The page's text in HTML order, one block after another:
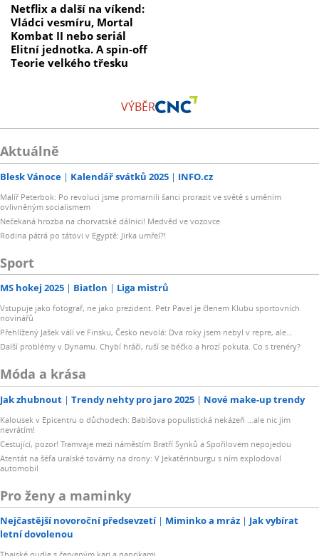
Netflix a další na víkend:
Vládci vesmíru, Mortal
Kombat II nebo seriál
Elitní jednotka. A spin-off
Teorie velkého třesku
VÝBĚR
Aktuálně
Blesk Vánoce Kalendář svátků 2025 INFO.cz
Malíř Peterbok: Po revoluci jsme promarnili šanci prorazit ve světě s uměním
ovlivněným socialismem
Nečekaná hrozba na chorvatské dálnici! Medvěd ve vozovce
Rodina pátrá po tátovi v Egyptě: Jirka umřel?!
Sport
MS hokej 2025 Biatlon Liga mistrů
Vstupuje jako fotograf, ne jako prezident. Petr Pavel je členem Klubu sportovních
novinářů
Přehlížený Jašek válí ve Finsku, Česko nevolá: Dva roky jsem nebyl v repre, ale…
Další problémy v Dynamu. Chybí hráči, ruší se béčko a hrozí pokuta. Co s trenéry?
Móda a krása
Jak zhubnout Trendy nehty pro jaro 2025 Nové make-up trendy
Kalousek v Epicentru o důchodech: Babišova populistická nekázeň …ale nic jim
nevrátím!
Cestující, pozor! Tramvaje mezi náměstím Bratří Synků a Spořilovem nepojedou
Atentát na šéfa uralské továrny na drony: V Jekatěrinburgu s ním explodoval
automobil
Pro ženy a maminky
Nejčastější novoroční předsevzetí Miminko a mráz
Jak vybírat
letní dovolenou